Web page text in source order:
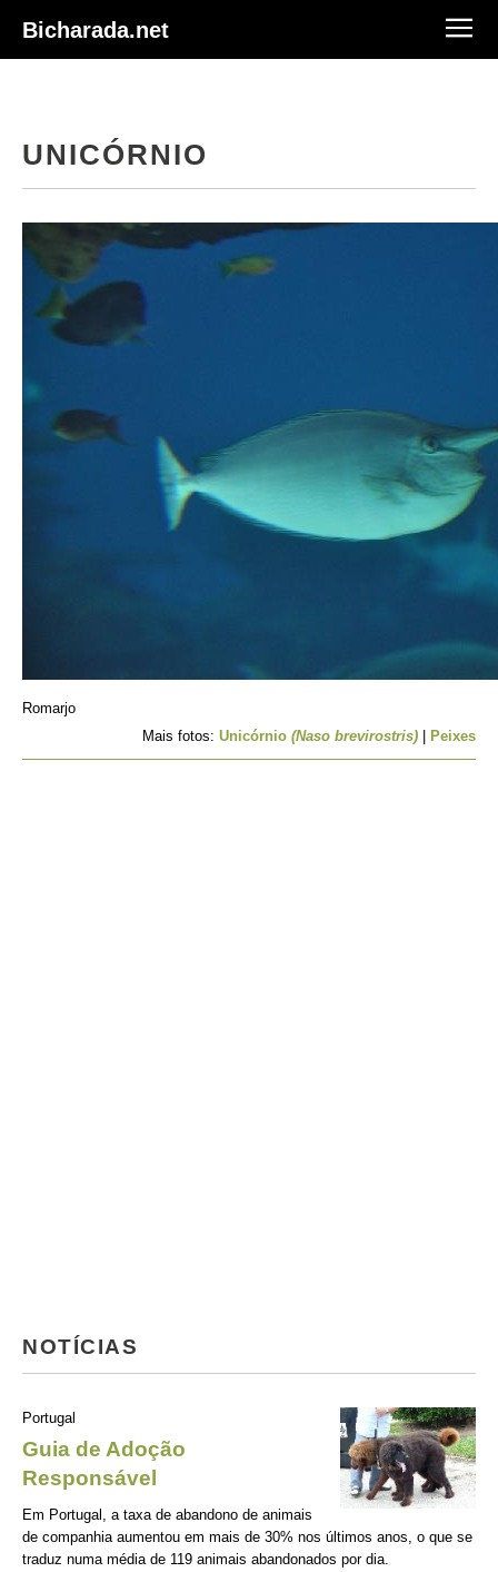
Bicharada.net
UNICÓRNIO
Romarjo
Mais fotos: Unicórnio (Naso brevirostris) Peixes
NOTÍCIAS
Portugal
Guia de Adoção
Responsável
Em Portugal, a taxa de abandono de animais
de companhia aumentou em mais de 30% nos últimos anos, o que se
traduz numa média de 119 animais abandonados por dia.